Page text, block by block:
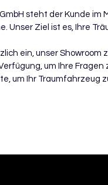
steht der Kunde
Unser Ziel ist es, Ihre
ein, unser
um Ihre
um Ihr Traumfahrzeug